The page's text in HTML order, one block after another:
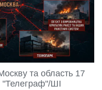
та область 17
"Телеграф"/ШІ